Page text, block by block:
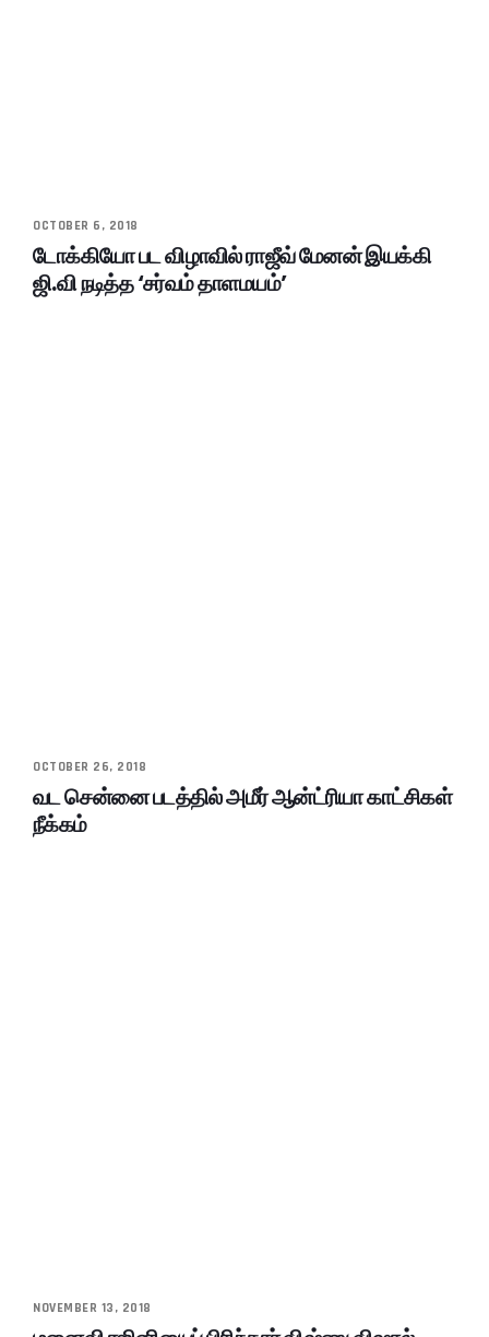
OCTOBER 6, 2018
டோக்கியோ பட விழாவில் ராஜீவ் மேனன் இயக்கி
ஜி.வி நடித்த ‘சர்வம் தாளமயம்’
OCTOBER 26, 2018
வட சென்னை படத்தில் அமீர் ஆன்ட்ரியா காட்சிகள்
நீக்கம்
NOVEMBER 13, 2018